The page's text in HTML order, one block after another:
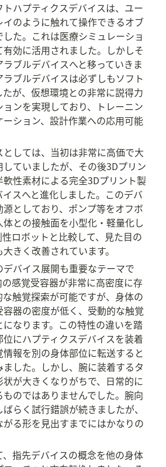
ハプティクスデバイスは、ユー
のように触れて操作できるオブ
た。これは医療シミュレーショ
効に活用されました。しかしそ
ブルデバイスへと移っていきま
ブルデバイスは必ずしもソフト
が、仮想環境との非常に説得力
ンを実現しており、トレーニン
ション、設計作業への応用可能
しては、当初は非常に高価で大
ていましたが、その後3Dプリン
軟性素材による完全3Dプリント製
スへと進化しました。このデバ
としており、ポンプ等をオフボ
との接触面を小型化・軽量化し
ロボットと比較して、見た目の
きく改善されています。
バイス展開も重要なテーマで
感覚受容器が非常に高密度に存
触覚探索が可能ですが、身体の
器の密度が低く、受動的な触覚
なります。この特性の違いを踏
にハプティクスデバイスを装着
報を別の身体部位に転送すると
した。しかし、腕に装着するタ
が大きくなりがちで、日常的に
のではありませんでした。腕向
らく試行錯誤が続きましたが、
る形を見出すまでにはかなりの
指先デバイスの概念を他の身体